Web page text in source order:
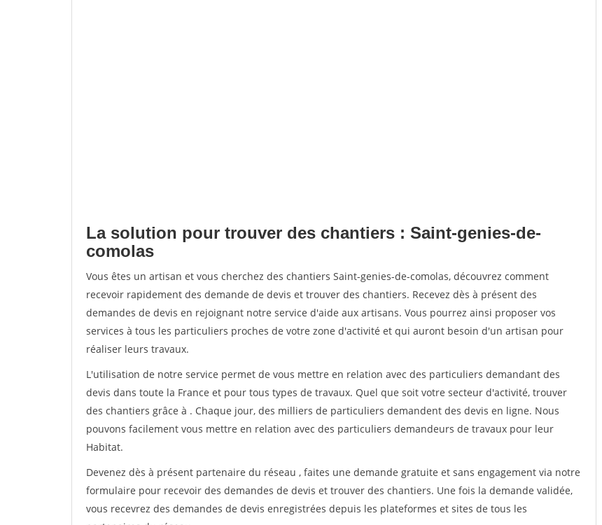
La solution pour trouver des chantiers : Saint-genies-de-
comolas
Vous êtes un artisan et vous cherchez des chantiers Saint-genies-de-comolas, découvrez comment
recevoir rapidement des demande de devis et trouver des chantiers. Recevez dès à présent des
demandes de devis en rejoignant notre service d'aide aux artisans. Vous pourrez ainsi proposer vos
services à tous les particuliers proches de votre zone d'activité et qui auront besoin d'un artisan pour
réaliser leurs travaux.
L'utilisation de notre service permet de vous mettre en relation avec des particuliers demandant des
devis dans toute la France et pour tous types de travaux. Quel que soit votre secteur d'activité, trouver
des chantiers grâce à . Chaque jour, des milliers de particuliers demandent des devis en ligne. Nous
pouvons facilement vous mettre en relation avec des particuliers demandeurs de travaux pour leur
Habitat.
Devenez dès à présent partenaire du réseau , faites une demande gratuite et sans engagement via notre
formulaire pour recevoir des demandes de devis et trouver des chantiers. Une fois la demande validée,
vous recevrez des demandes de devis enregistrées depuis les plateformes et sites de tous les